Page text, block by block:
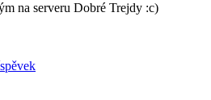
na serveru Dobré Trejdy :c)